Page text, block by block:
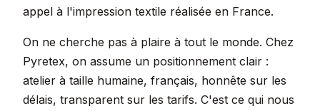
appel à l'impression textile réalisée en France.
On ne cherche pas à plaire à tout le monde. Chez
Pyretex, on assume un positionnement clair :
atelier à taille humaine, français, honnête sur les
délais, transparent sur les tarifs. C'est ce qui nous